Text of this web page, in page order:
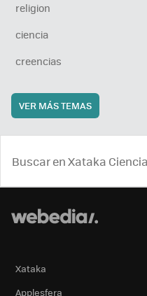
religion
ciencia
creencias
VER MÁS TEMAS
Xataka
Applesfera